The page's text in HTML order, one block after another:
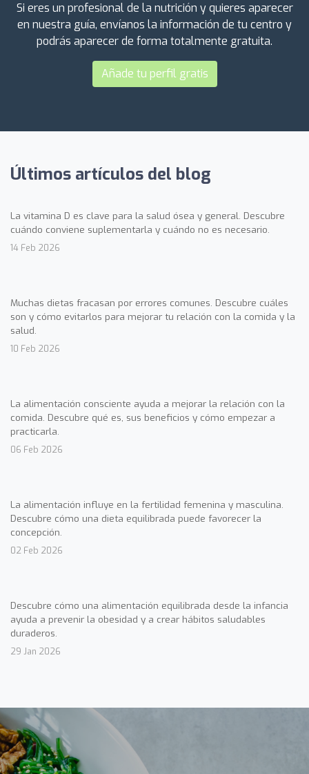
Si eres un profesional de la nutrición y quieres aparecer
en nuestra guía, envíanos la información de tu centro y
podrás aparecer de forma totalmente gratuita.
Añade tu perfil gratis
Últimos artículos del blog
La vitamina D es clave para la salud ósea y general. Descubre
cuándo conviene suplementarla y cuándo no es necesario.
14 Feb 2026
Muchas dietas fracasan por errores comunes. Descubre cuáles
son y cómo evitarlos para mejorar tu relación con la comida y la
salud.
10 Feb 2026
La alimentación consciente ayuda a mejorar la relación con la
comida. Descubre qué es, sus beneficios y cómo empezar a
practicarla.
06 Feb 2026
La alimentación influye en la fertilidad femenina y masculina.
Descubre cómo una dieta equilibrada puede favorecer la
concepción.
02 Feb 2026
Descubre cómo una alimentación equilibrada desde la infancia
ayuda a prevenir la obesidad y a crear hábitos saludables
duraderos.
29 Jan 2026